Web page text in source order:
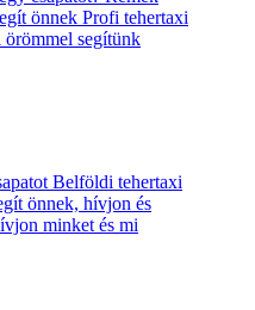
3,5 tonnás
segít önnek
minket és mi örömmel
3,5 tonnás